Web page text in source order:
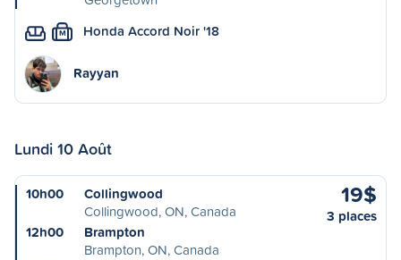
M Honda Accord Noir '18
Rayyan
Lundi 10 Août
10h00
Collingwood
Collingwood, ON, Canada
12h00
Brampton
Brampton, ON, Canada
19$
3 places